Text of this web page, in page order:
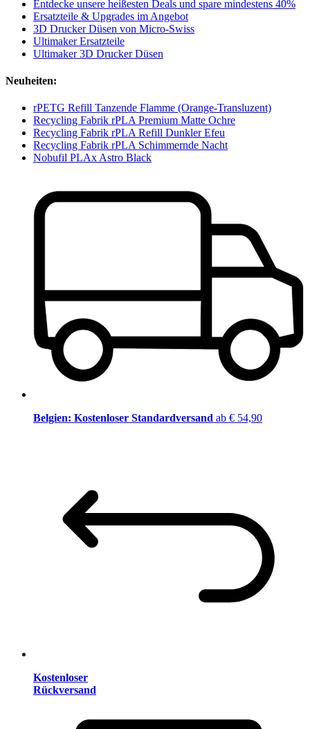
Entdecke unsere heißesten Deals und spare mindestens 40%
Ersatzteile & Upgrades im Angebot
3D Drucker Düsen von Micro-Swiss
Ultimaker Ersatzteile
Ultimaker 3D Drucker Düsen
Neuheiten:
rPETG Refill Tanzende Flamme (Orange-Transluzent)
Recycling Fabrik rPLA Premium Matte Ochre
Recycling Fabrik rPLA Refill Dunkler Efeu
Recycling Fabrik rPLA Schimmernde Nacht
Nobufil PLAx Astro Black
Belgien: Kostenloser Standardversand ab € 54,90
Kostenloser
Rückversand